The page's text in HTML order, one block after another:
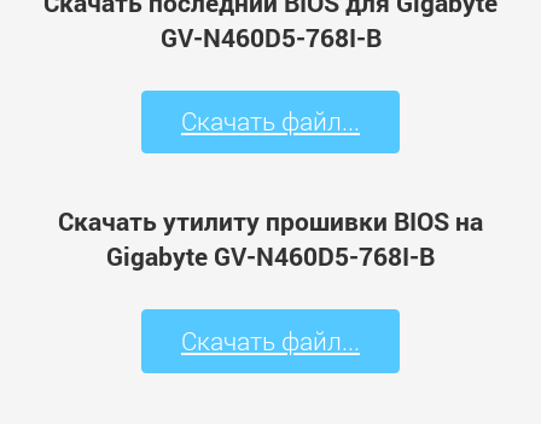
GV-N460D5-768I-B
Скачать файл...
Скачать утилиту прошивки BIOS на
Gigabyte GV-N460D5-768I-B
Скачать файл...